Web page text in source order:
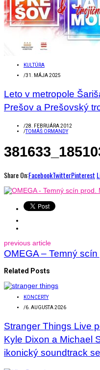
KULTÚRA
/31. MÁJA 2025
Leto v metropole
Prešov a Prešovský
/28. FEBRUÁRA 2012
/TOMÁŠ ORMANDY
Share On:FacebookTwitterPinterest
previous article
OMEGA – Temný
Related Posts
KONCERTY
/6. AUGUSTA 2026
Stranger Things Live
Kyle Dixon a Michael
ikonický soundtrack